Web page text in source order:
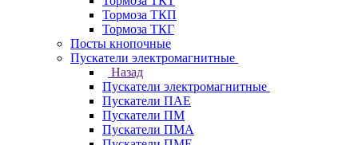
Тормоза ТКП
Тормоза ТКГ
Посты кнопочные
Пускатели электромагнитные
Назад
Пускатели электромагнитные
Пускатели ПАЕ
Пускатели ПМ
Пускатели ПМА